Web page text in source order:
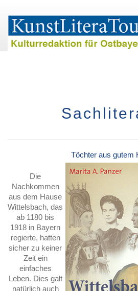
Töchter aus gutem
Die
Nachkommen
aus dem Hause
Wittelsbach, das
ab 1180 bis
1918 in Bayern
regierte, hatten
sicher zu keiner
Zeit ein
einfaches
Leben. Dies galt
natürlich auch